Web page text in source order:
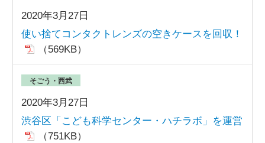
2020年3月27日
使い捨てコンタクトレンズの空きケースを回収！
（569KB）
2020年3月27日
そごう・西武
渋谷区「こども科学センター・ハチラボ」を運営
（751KB）